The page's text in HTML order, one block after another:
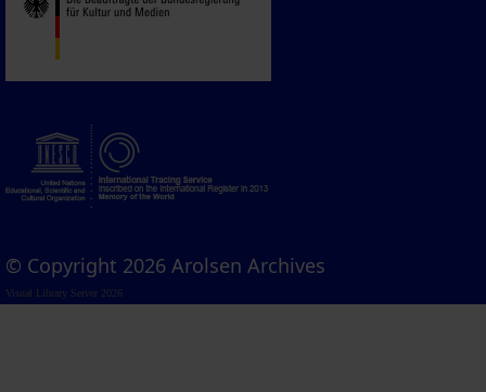
© Copyright 2026 Arolsen Archives
Visual Library Server 2026